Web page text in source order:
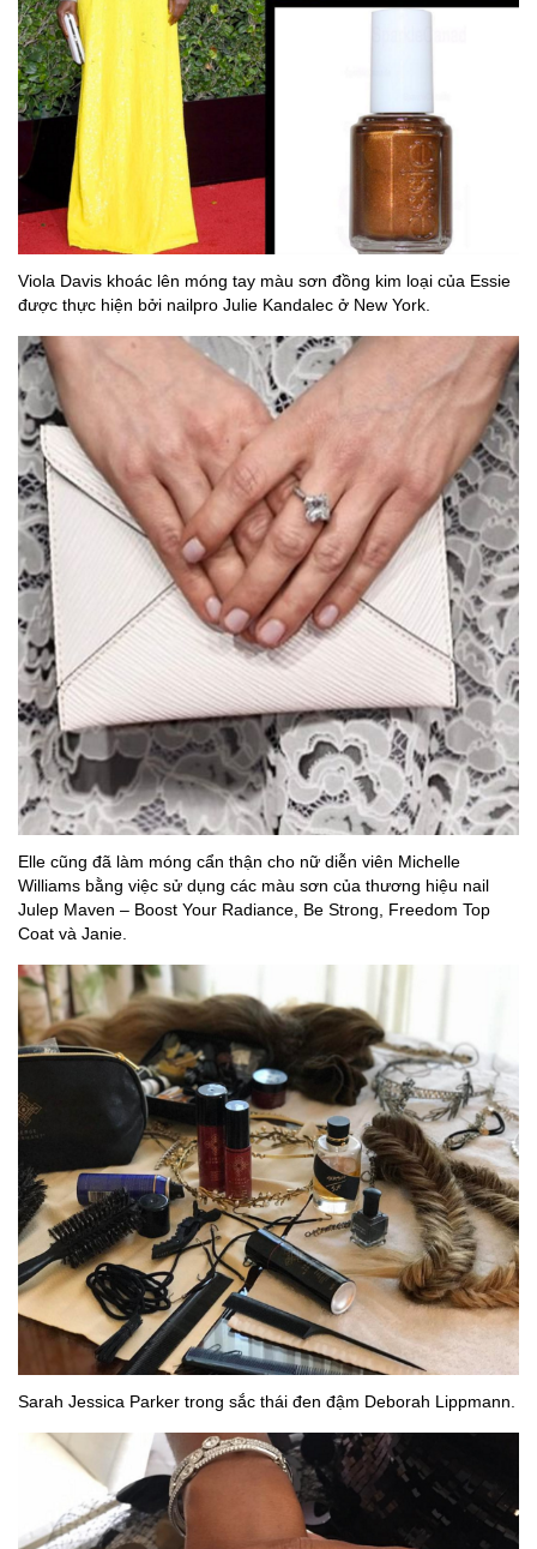
Viola Davis khoác lên móng tay màu sơn đồng kim loại của Essie
được thực hiện bởi nailpro Julie Kandalec ở New York.
Elle cũng đã làm móng cẩn thận cho nữ diễn viên Michelle
Williams bằng việc sử dụng các màu sơn của thương hiệu nail
Julep Maven – Boost Your Radiance, Be Strong, Freedom Top
Coat và Janie.
Sarah Jessica Parker trong sắc thái đen đậm Deborah Lippmann.